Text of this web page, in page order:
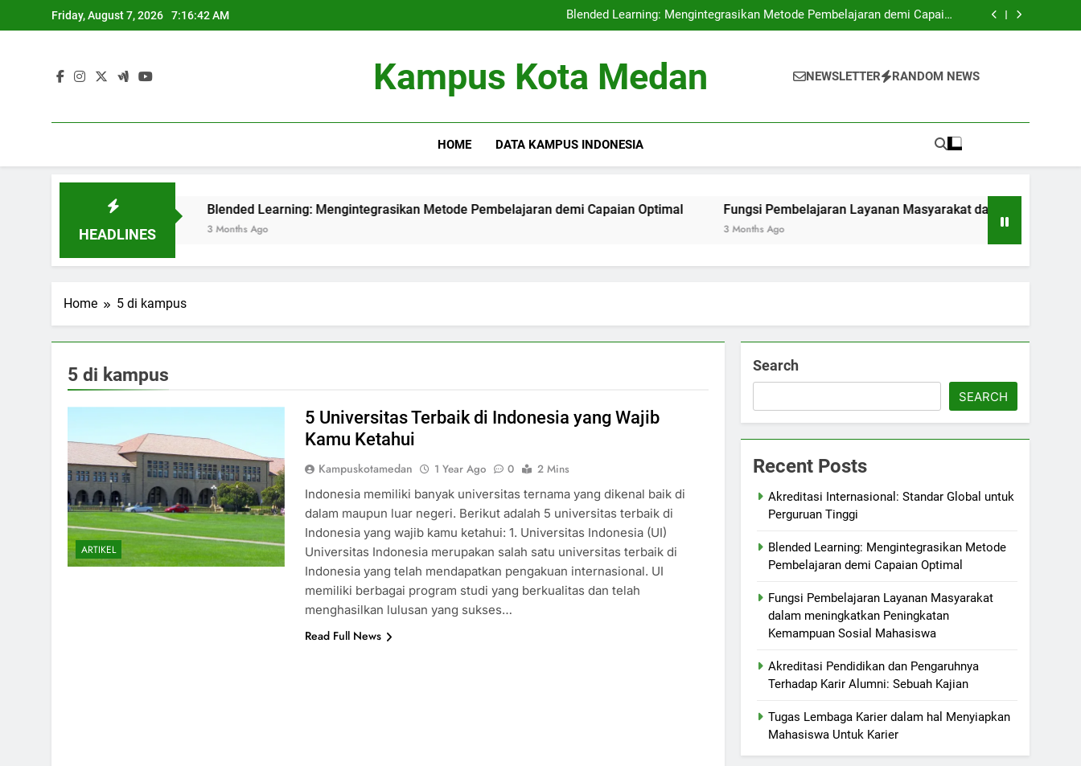
to
Friday, August 7, 2026 7:16:42 AM
Blended Learning: Mengintegrasikan Metode Pembelajaran demi Capaian
Optimal
Fungsi Pembelajaran Layanan Masyarakat dalam meningkatkan
Blended Learning: Mengintegrasikan Metode Pembelajaran demi Capaian
Fungsi Pembelajaran Layanan Masyarakat dalam meningkatkan
Kampus Kota Medan NEWSLETTER RANDOM NEWS
HOME DATA KAMPUS INDONESIA
HEADLINES
Perguruan Tinggi Blended Learning: Mengintegrasikan Metode Pembelajaran demi Capaian Optimal
3 Months Ago
Fungsi Pembelajaran Layanan Masyarakat dalam meningkatkan
3 Months Ago
Home 5 di kampus
5 di kampus
ARTIKEL
5 Universitas Terbaik di Indonesia yang Wajib
Kamu Ketahui
Kampuskotamedan 1 Year Ago 0
2 Mins
Indonesia memiliki banyak universitas ternama yang dikenal baik di
dalam maupun luar negeri. Berikut adalah 5 universitas terbaik di
Indonesia yang wajib kamu ketahui: 1. Universitas Indonesia (UI)
Universitas Indonesia merupakan salah satu universitas terbaik di
Indonesia yang telah mendapatkan pengakuan internasional. UI
memiliki berbagai program studi yang berkualitas dan telah
menghasilkan lulusan yang sukses…
Read Full News
Search
SEARCH
Recent Posts
Akreditasi Internasional: Standar Global untuk
Perguruan Tinggi
Blended Learning: Mengintegrasikan Metode
Pembelajaran demi Capaian Optimal
Fungsi Pembelajaran Layanan Masyarakat
dalam meningkatkan Peningkatan
Kemampuan Sosial Mahasiswa
Akreditasi Pendidikan dan Pengaruhnya
Terhadap Karir Alumni: Sebuah Kajian
Tugas Lembaga Karier dalam hal Menyiapkan
Mahasiswa Untuk Karier